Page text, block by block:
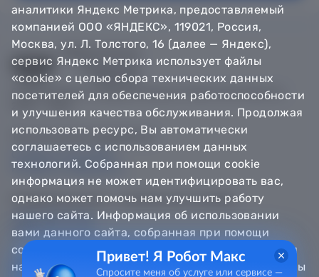
© Департамент информатизации Тюменской области,
Техническая поддержка
Сообщить об ошибке
Направить обращение
Информационно - справочная служба
8 800 100-12-90
8 3452 56-63-30
аналитики Яндекс Метрика, предоставляемый
компанией ООО «ЯНДЕКС», 119021, Россия,
Москва, ул. Л. Толстого, 16 (далее — Яндекс),
сервис Яндекс Метрика использует файлы
«cookie» с целью сбора технических данных
посетителей для обеспечения работоспособности
и улучшения качества обслуживания. Продолжая
использовать ресурс, Вы автоматически
соглашаетесь с использованием данных
технологий. Собранная при помощи cookie
информация не может идентифицировать вас,
однако может помочь нам улучшить работу
нашего сайта. Информация об использовании
вами данного сайта, собранная при помощи
cookie, будет передаваться Яндексу и храниться
на сервере Яндекса в Российской Федерации. Вы
Привет! Я Робот Макс
Спросите меня об услуге или сервисе —